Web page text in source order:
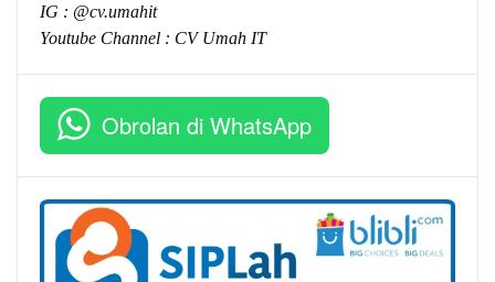
IG : @cv.umahit
Youtube Channel : CV Umah IT
Obrolan di WhatsApp